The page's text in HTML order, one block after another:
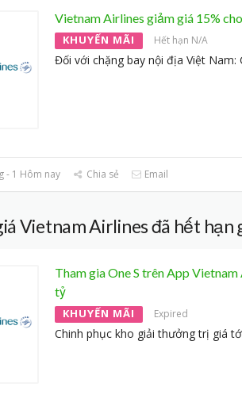
Vietnam Airlines giảm giá 15%
KHUYẾN MÃI Hết hạn N/A
Đối với chặng bay nội địa Việt Nam:
- 1 Hôm nay Chia sẻ Email
Vietnam Airlines đã hết hạn
Tham gia One S trên App
tỷ
KHUYẾN MÃI Expired
Chinh phục kho giải thưởng trị giá